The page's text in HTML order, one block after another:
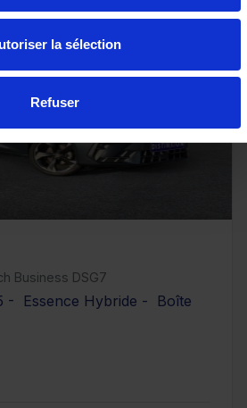
la sélection
Refuser
Business DSG7
- Essence Hybride - Boîte